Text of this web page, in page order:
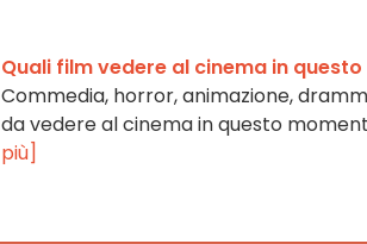
Quali film vedere al cinema in
Commedia, horror, animazione,
da vedere al cinema in questo
più]